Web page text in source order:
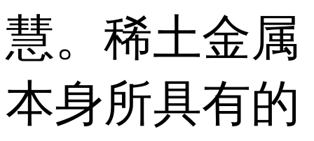
慧。稀土金属
本身所具有的